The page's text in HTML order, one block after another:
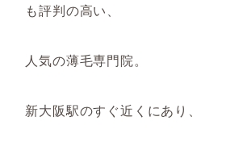
も評判の高い、
人気の薄毛専門院。
新大阪駅のすぐ近くにあり、